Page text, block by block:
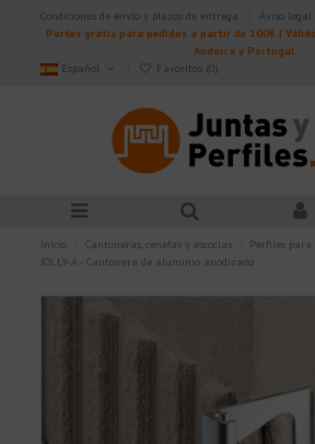
Condiciones de envío y plazos de entrega Aviso legal
Portes gratis para pedidos a partir de 100€ |
Andorra y Portugal.
Español
Favoritos (0)
Inicio Cantoneras, cenefas y escocias
Perfiles
JOLLY-A - Cantonera de aluminio anodizado